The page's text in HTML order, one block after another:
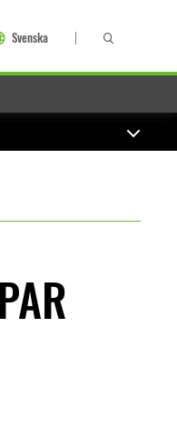
Svenska